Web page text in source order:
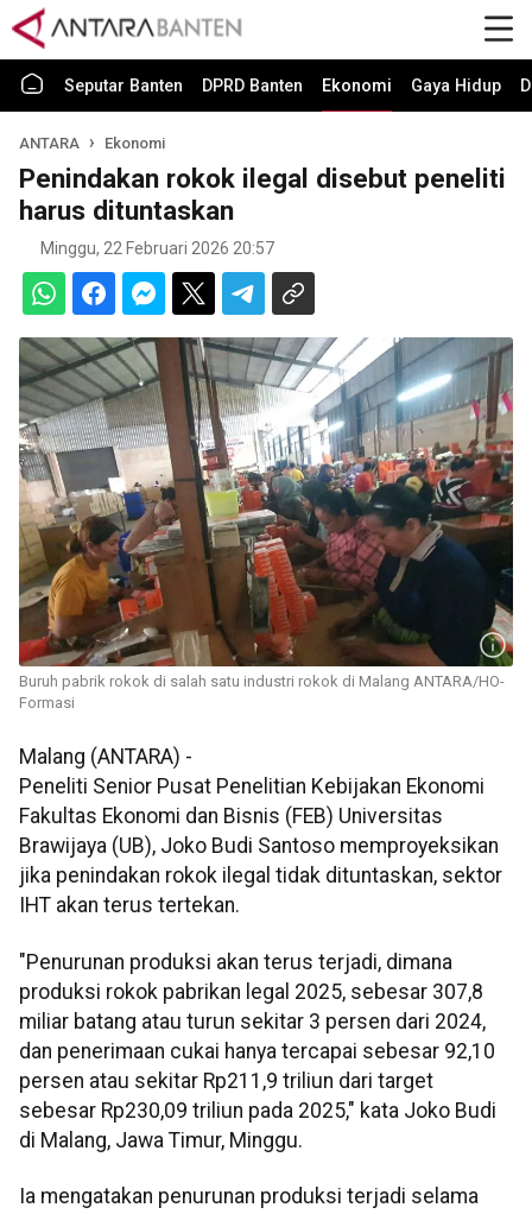
Seputar Banten DPRD Banten Ekonomi Gaya Hidup
ANTARA Ekonomi
Penindakan rokok ilegal disebut peneliti
harus dituntaskan
Minggu, 22 Februari 2026 20:57
Buruh pabrik rokok di salah satu industri rokok di Malang ANTARA/HO-
Formasi
Malang (ANTARA) -
Peneliti Senior Pusat Penelitian Kebijakan Ekonomi
Fakultas Ekonomi dan Bisnis (FEB) Universitas
Brawijaya (UB), Joko Budi Santoso memproyeksikan
jika penindakan rokok ilegal tidak dituntaskan, sektor
IHT akan terus tertekan.
"Penurunan produksi akan terus terjadi, dimana
produksi rokok pabrikan legal 2025, sebesar 307,8
miliar batang atau turun sekitar 3 persen dari 2024,
dan penerimaan cukai hanya tercapai sebesar 92,10
persen atau sekitar Rp211,9 triliun dari target
sebesar Rp230,09 triliun pada 2025," kata Joko Budi
di Malang, Jawa Timur, Minggu.
Ia mengatakan penurunan produksi terjadi selama